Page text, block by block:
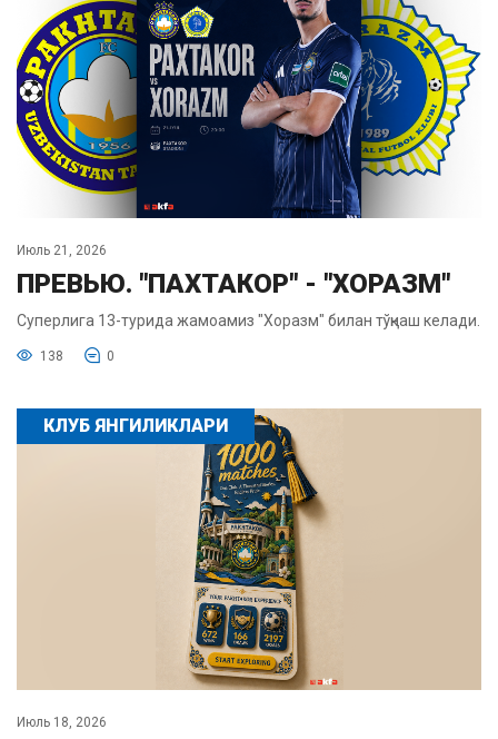
Июль 21, 2026
ПРЕВЬЮ. "ПАХТАКОР" - "ХОРАЗМ"
Суперлига 13-турида жамоамиз "Хоразм" билан тўқнаш келади.
138 0
КЛУБ ЯНГИЛИКЛАРИ
Июль 18, 2026